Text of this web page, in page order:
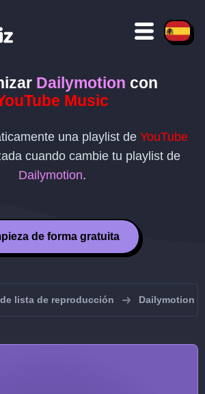
Dailymotion con
Music
una playlist de YouTube
cuando cambie tu playlist de
Dailymotion.
de forma gratuita
lista de reproducción Dailymotion